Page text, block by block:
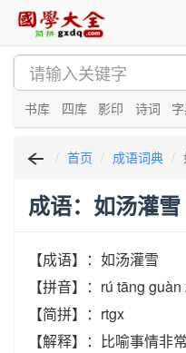
书库 四库 影印 诗词
首页 成语词典
成语：如汤灌雪
【成语】：如汤灌雪
【拼音】：rú tāng
【简拼】：rtgx
【解释】：比喻事情非